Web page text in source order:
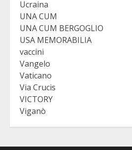
Ucraina
UNA CUM
UNA CUM BERGOGLIO
USA MEMORABILIA
vaccini
Vangelo
Vaticano
Via Crucis
VICTORY
Viganò